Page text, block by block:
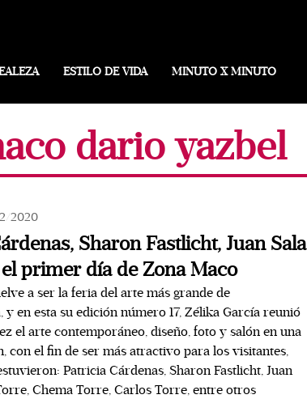
ESTILO DE VIDA MINUTO X MINUTO
dario yazbel
2020
Sharon Fastlicht, Juan Sala
primer día de Zona Maco
a ser la feria del arte más grande de
y en esta su edición número 17, Zélika García reunió
el arte contemporáneo, diseño, foto y salón en una
con el fin de ser más atractivo para los visitantes,
Patricia Cárdenas, Sharon Fastlicht, Juan
Chema Torre, Carlos Torre, entre otros